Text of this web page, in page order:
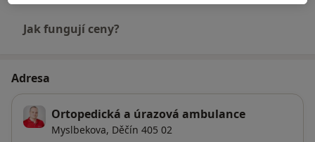
Jak fungují ceny?
Adresa
Ortopedická a úrazová ambulance
Myslbekova, Děčín 405 02